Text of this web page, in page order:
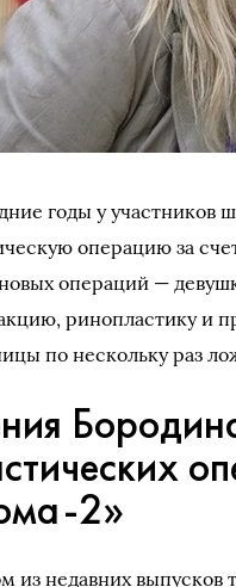
годы у участников
операцию за
операций —
ринопластику и
по нескольку раз
2»
из недавних выпусков